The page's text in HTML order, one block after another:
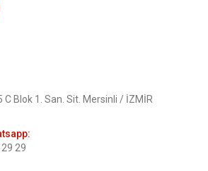
C Blok 1. San. Sit. Mersinli / İZMİR
29